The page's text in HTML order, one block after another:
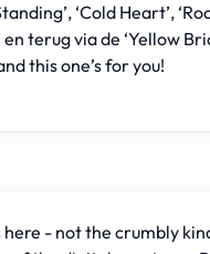
‘Cold Heart’,
en terug via de ‘Yellow
this one’s for you!
here - not the crumbly